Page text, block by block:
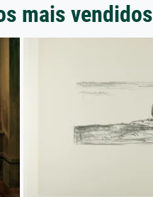
mais vendidos